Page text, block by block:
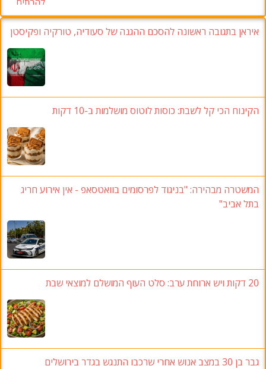
איראן בתגובה ראשונה להסכם ההגנה של סעודיה, טורקיה ופקיסטן
הקינוח הכי קל לשבת: כוסות לוטוס מושלמות ב-10 דקות
המשטרה מבהירה: "בניגוד לפרסומים בוואטסאפ - אין אירוע חריג
בתל אביב"
20 דקות ויש ארוחת ערב: סלט העוף המושלם למוצאי שבת
גבר בן 30 במצב אנוש אחרי שרכבו התנגש בגדר בירושלים